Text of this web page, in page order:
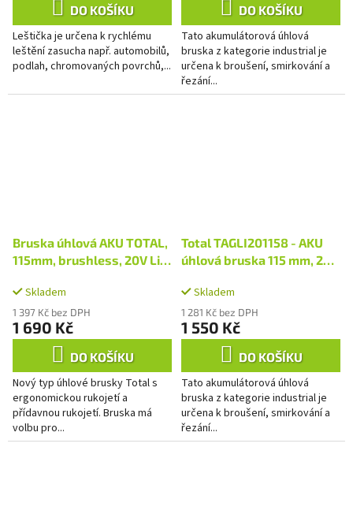
DO KOŠÍKU
Leštička je určena k rychlému
leštění zasucha např. automobilů,
podlah, chromovaných povrchů,...
DO KOŠÍKU
Tato akumulátorová úhlová
bruska z kategorie industrial je
určena k broušení, smirkování a
řezání...
Bruska úhlová AKU TOTAL,
115mm, brushless, 20V Li-
Skladem
1 397 Kč bez DPH
1 690 Kč
DO KOŠÍKU
Nový typ úhlové brusky Total s
ergonomickou rukojetí a
přídavnou rukojetí. Bruska má
volbu pro...
Total TAGLI201158 - AKU
úhlová bruska 115 mm, 20V
nabíječky
Skladem
1 281 Kč bez DPH
1 550 Kč
DO KOŠÍKU
Tato akumulátorová úhlová
bruska z kategorie industrial je
určena k broušení, smirkování a
řezání...